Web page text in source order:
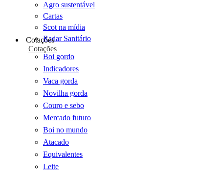
Agro sustentável
Cartas
Scot na mídia
Radar Sanitário
Cotações
Cotações
Boi gordo
Indicadores
Vaca gorda
Novilha gorda
Couro e sebo
Mercado futuro
Boi no mundo
Atacado
Equivalentes
Leite